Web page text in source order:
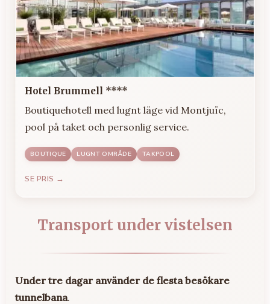
Hotel Brummell ****
Boutiquehotell med lugnt läge vid Montjuïc,
pool på taket och personlig service.
BOUTIQUE LUGNT OMRÅDE TAKPOOL
SE PRIS →
Transport under vistelsen
Under tre dagar använder de flesta besökare
tunnelbana.